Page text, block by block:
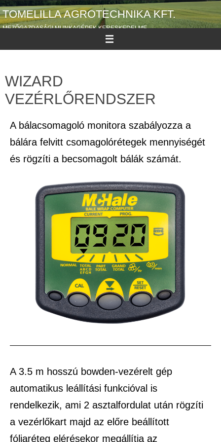
TOMELILLA AGROTECHNIKA KFT.
MEZŐGAZDASÁGI MUNKAGÉPEK KERESKEDELME
WIZARD
VEZÉRLŐRENDSZER
A bálacsomagoló monitora szabályozza a
bálára felvitt csomagolórétegek mennyiségét
és rögzíti a becsomagolt bálák számát.
A 3.5 m hosszú bowden-vezérelt gép
automatikus leállítási funkcióval is
rendelkezik, ami 2 asztalfordulat után rögzíti
a vezérlőkart majd az előre beállított
fóliaréteg elérésekor megállítja az